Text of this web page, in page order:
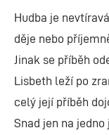
Hudba je
děje nebo
Jinak se příběh
Lisbeth leží po
celý její příběh
Snad jen na